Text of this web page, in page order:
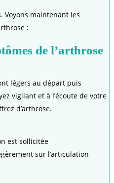
Voyons maintenant les
:
de l’arthrose
légers au départ puis
vigilant et à l’écoute de votre
d’arthrose.
est sollicitée
sur l’articulation